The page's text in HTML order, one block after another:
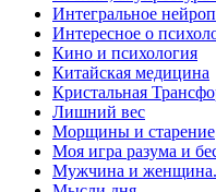
Интегральное
Интересное о
Кино и психология
Китайская медицина
Кристальная
Лишний вес
Морщины и старение
Моя игра разума и
Мужчина и